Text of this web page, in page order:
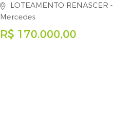
LOTEAMENTO RENASCER -
Mercedes
R$ 170.000,00